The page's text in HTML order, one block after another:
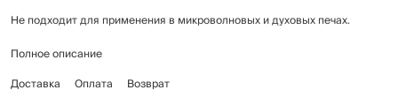
Не подходит для применения в микроволновых и духовых печах.
Рекомендации по уходу:
не использовать для ухода абразивные чистящие средства и
Полное описание
Доставка
Оплата Возврат